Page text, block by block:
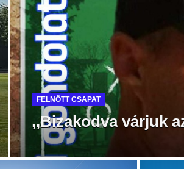
FELNŐTT CSAPAT
,,Bizakodva várjuk